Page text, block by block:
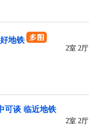
地铁
2室 2厅
可谈 临近地铁
2室 2厅